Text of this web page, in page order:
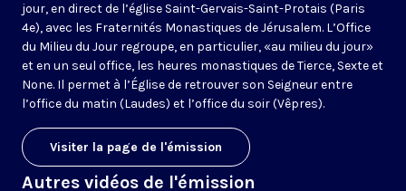
jour, en direct de l’église Saint-Gervais-Saint-Protais (Paris
4e), avec les Fraternités Monastiques de Jérusalem. L’Office
du Milieu du Jour regroupe, en particulier, «au milieu du jour»
et en un seul office, les heures monastiques de Tierce, Sexte et
None. Il permet à l’Église de retrouver son Seigneur entre
l’office du matin (Laudes) et l’office du soir (Vêpres).
Visiter la page de l'émission
Autres vidéos de l'émission